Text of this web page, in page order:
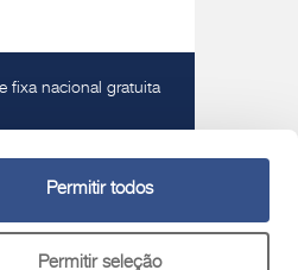
Permitir todos
Permitir seleção
fixa nacional gratuita